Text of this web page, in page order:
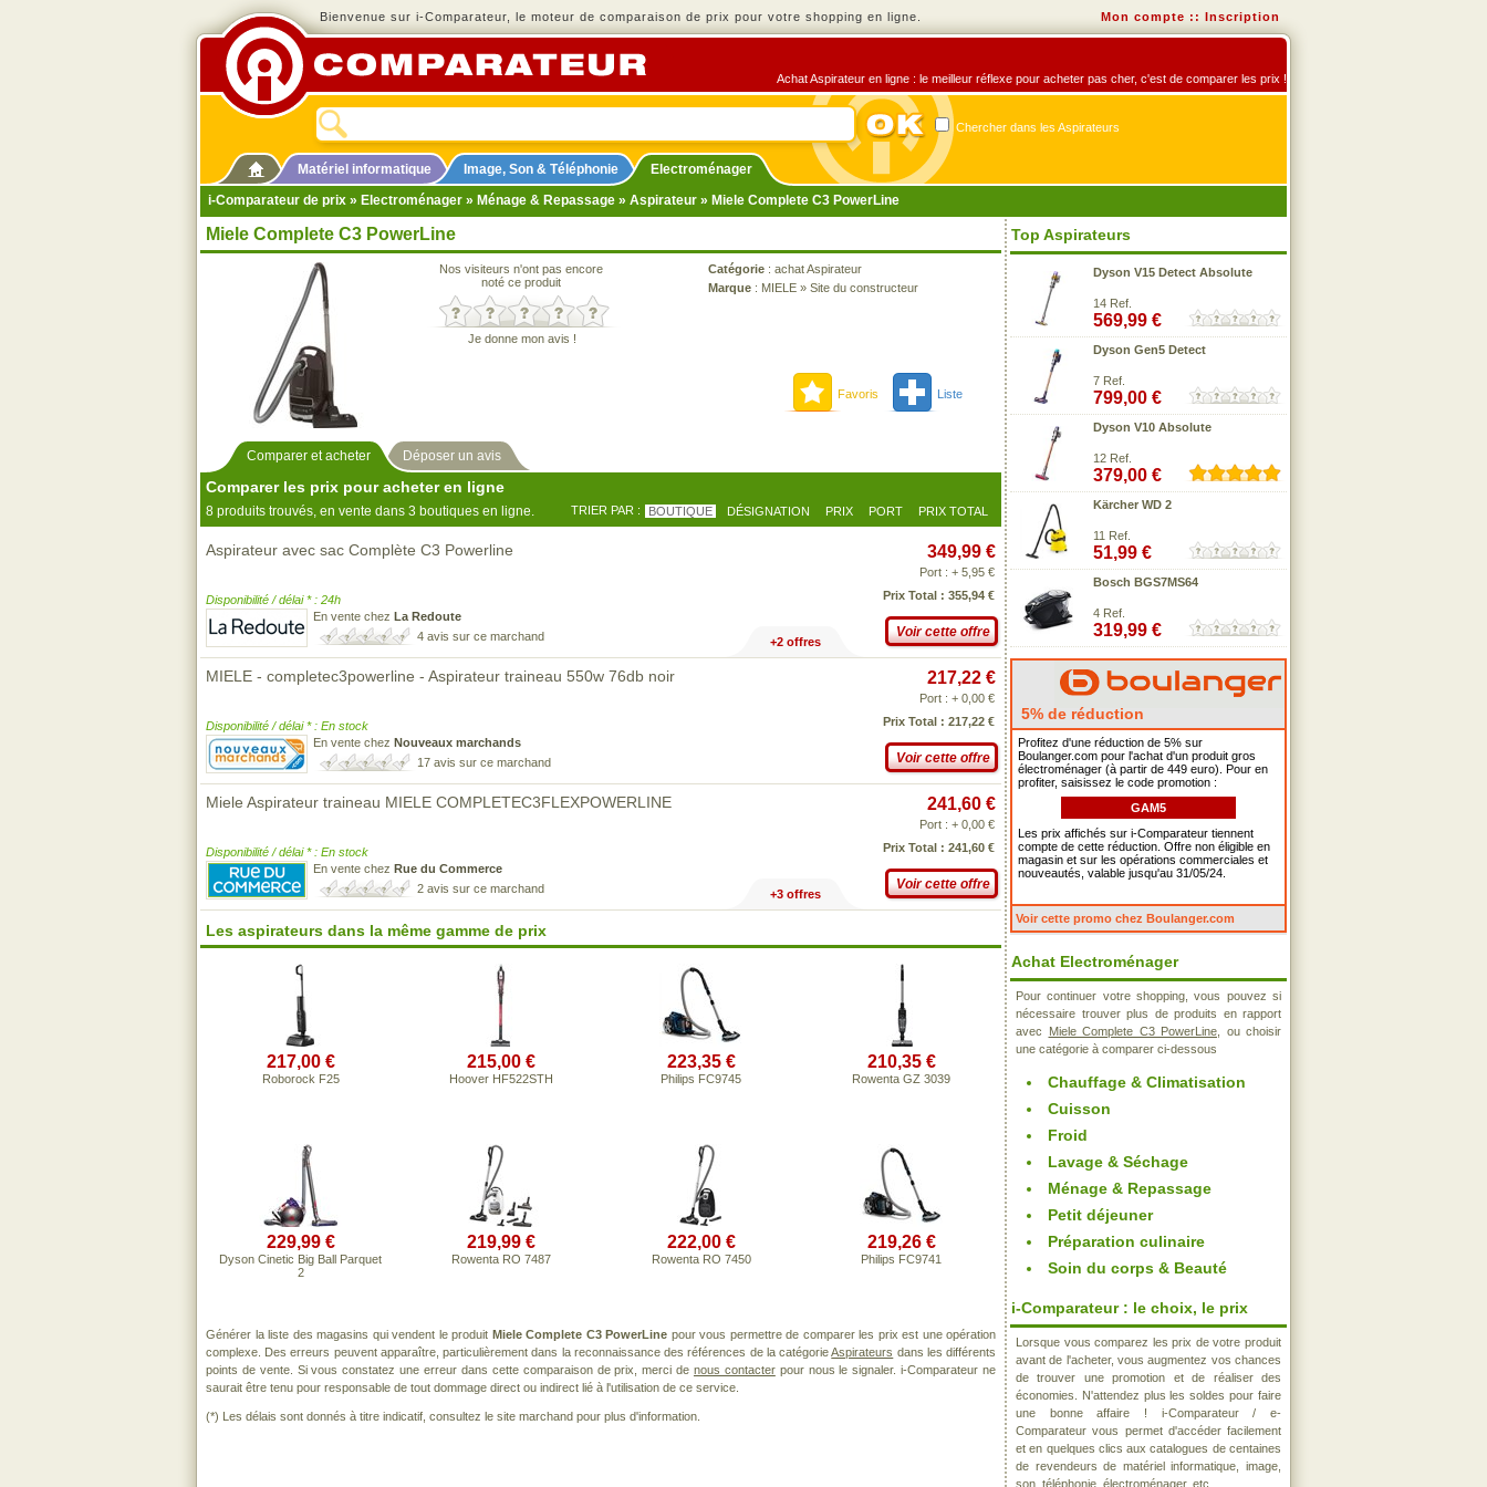
Bienvenue sur i-Comparateur, le moteur de comparaison de prix pour votre shopping en ligne. Mon compte :: Inscription
Achat Aspirateur en ligne : le meilleur réflexe pour acheter pas cher, c'est de comparer les prix !
Chercher dans les Aspirateurs
Matériel informatique Image, Son & Téléphonie
Electroménager
i-Comparateur de prix » Electroménager » Ménage & Repassage » Aspirateur » Miele Complete C3 PowerLine
Miele Complete C3 PowerLine
Nos visiteurs n'ont pas encore
noté ce produit
Je donne mon avis !
Catégorie : achat Aspirateur
Marque : MIELE » Site du constructeur
Favoris Liste
Comparer et acheter Déposer un avis
Comparer les prix pour acheter en ligne
8 produits trouvés, en vente dans 3 boutiques en ligne. TRIER PAR : BOUTIQUE DÉSIGNATION PRIX PORT PRIX TOTAL
Aspirateur avec sac Complète C3 Powerline
Disponibilité / délai * : 24h
En vente chez La Redoute
4 avis sur ce marchand
349,99 €
Port : + 5,95 €
Prix Total : 355,94 €
Voir cette offre
+2 offres
MIELE - completec3powerline - Aspirateur traineau 550w 76db noir
Disponibilité / délai * : En stock
En vente chez Nouveaux marchands
17 avis sur ce marchand
217,22 €
Port : + 0,00 €
Prix Total : 217,22 €
Voir cette offre
Miele Aspirateur traineau MIELE COMPLETEC3FLEXPOWERLINE
Disponibilité / délai * : En stock
En vente chez Rue du Commerce
2 avis sur ce marchand
241,60 €
Port : + 0,00 €
Prix Total : 241,60 €
Voir cette offre
+3 offres
Les aspirateurs dans la même gamme de prix
217,00 €
Roborock F25
215,00 €
Hoover HF522STH
223,35 €
Philips FC9745
210,35 €
Rowenta GZ 3039
229,99 €
Dyson Cinetic Big Ball Parquet
2
219,99 €
Rowenta RO 7487
222,00 €
Rowenta RO 7450
219,26 €
Philips FC9741
Générer la liste des magasins qui vendent le produit Miele Complete C3 PowerLine pour vous permettre de comparer les prix est une opération
complexe. Des erreurs peuvent apparaître, particulièrement dans la reconnaissance des références de la catégorieAspirateurs dans les différents
points de vente. Si vous constatez une erreur dans cette comparaison de prix, merci de nous contacterpour nous le signaler. i-Comparateur ne
saurait être tenu pour responsable de tout dommage direct ou indirect lié à l'utilisation de ce service.
(*) Les délais sont donnés à titre indicatif, consultez le site marchand pour plus d'information.
Top Aspirateurs
Dyson V15 Detect Absolute
14 Ref.
569,99 €
Dyson Gen5 Detect
7 Ref.
799,00 €
Dyson V10 Absolute
12 Ref.
379,00 €
Kärcher WD 2
11 Ref.
51,99 €
Bosch BGS7MS64
4 Ref.
319,99 €
5% de réduction
Profitez d'une réduction de 5% sur
Boulanger.com pour l'achat d'un produit gros
électroménager (à partir de 449 euro). Pour en
profiter, saisissez le code promotion :
GAM5
Les prix affichés sur i-Comparateur tiennent
compte de cette réduction. Offre non éligible en
magasin et sur les opérations commerciales et
nouveautés, valable jusqu'au 31/05/24.
Voir cette promo chez Boulanger.com
Achat Electroménager
Pour continuer votre shopping, vous pouvez si
nécessaire trouver plus de produits en rapport
avec
Miele Complete C3 PowerLine , ou choisir
une catégorie à comparer ci-dessous
Chauffage & Climatisation
Cuisson
Froid
Lavage & Séchage
Ménage & Repassage
Petit déjeuner
Préparation culinaire
Soin du corps & Beauté
i-Comparateur : le choix, le prix
Lorsque vous comparez les prix de votre produit
avant de l'acheter, vous augmentez vos chances
de trouver une promotion et de réaliser des
économies. N'attendez plus les soldes pour faire
une bonne affaire ! i-Comparateur / e-
Comparateur vous permet d'accéder facilement
et en quelques clics aux catalogues de centaines
de revendeurs de matériel informatique, image,
son, téléphonie, électroménager, etc..